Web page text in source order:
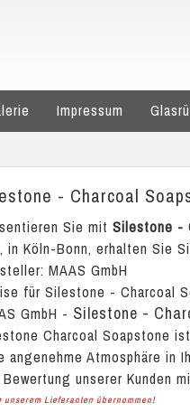
Impressum
- Charcoal
Sie mit Silestone -
in Köln-Bonn, erhalten Sie
MAAS GmbH
für Silestone - Charcoal
GmbH - Silestone -
Charcoal Soapstone
angenehme Atmosphäre in
unserer Kunden
Lieferanten übernommen!